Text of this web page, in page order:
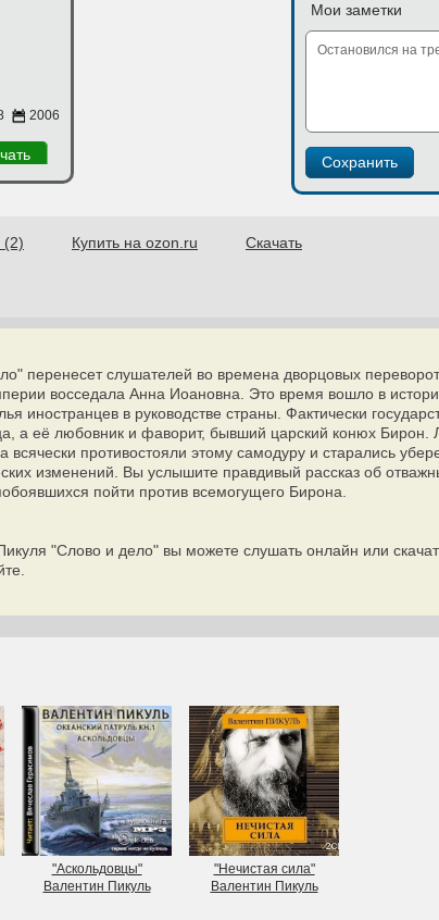
2006
Мои заметки
(2) Купить на ozon.ru Скачать
перенесет слушателей во времена дворцовых
восседала Анна Иоановна. Это время вошло в
иностранцев в руководстве страны. Фактически
а её любовник и фаворит, бывший царский конюх Бирон.
всячески противостояли этому самодуру и старались
изменений. Вы услышите правдивый рассказ об
пойти против всемогущего Бирона.
"Слово и дело" вы можете слушать онлайн или
"Аскольдовцы"
Валентин Пикуль
"Нечистая сила"
Валентин Пикуль